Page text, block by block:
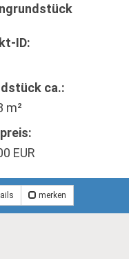
ID:
ca.:
m²
EUR
merken